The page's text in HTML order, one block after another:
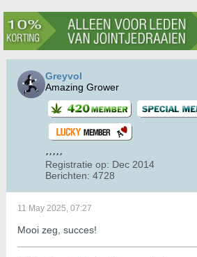
Greyvol
Amazing Grower
Registratie op: Dec 2014
Berichten: 4728
11 May 2025, 07:27
Mooi zeg, succes!